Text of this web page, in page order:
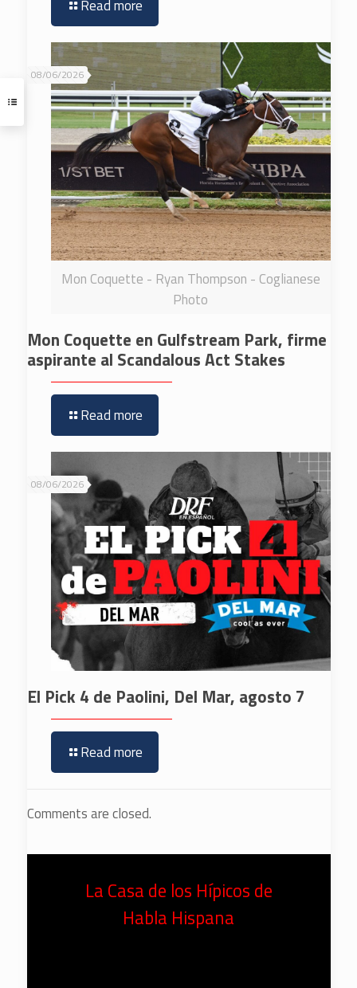
Read more
Mon Coquette - Ryan Thompson - Coglianese
Photo
08/06/2026
Mon Coquette en Gulfstream Park, firme
aspirante al Scandalous Act Stakes
Read more
08/06/2026
El Pick 4 de Paolini, Del Mar, agosto 7
Read more
Comments are closed.
La Casa de los Hípicos de
Habla Hispana